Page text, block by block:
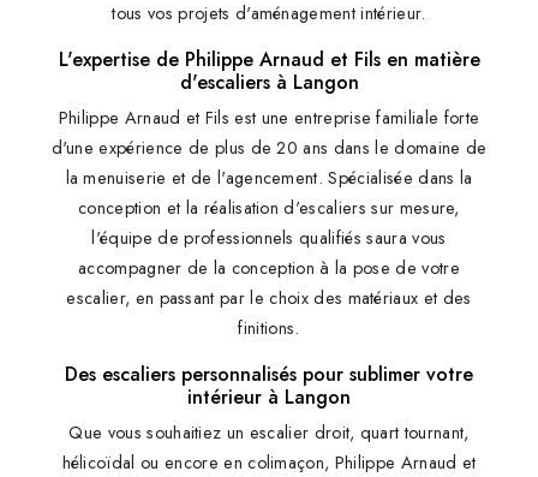
tous vos projets d'aménagement intérieur.
L'expertise de Philippe Arnaud et Fils en matière
d'escaliers à Langon
Philippe Arnaud et Fils est une entreprise familiale forte
d'une expérience de plus de 20 ans dans le domaine de
la menuiserie et de l'agencement. Spécialisée dans la
conception et la réalisation d'escaliers sur mesure,
l'équipe de professionnels qualifiés saura vous
accompagner de la conception à la pose de votre
escalier, en passant par le choix des matériaux et des
finitions.
Des escaliers personnalisés pour sublimer votre
intérieur à Langon
Que vous souhaitiez un escalier droit, quart tournant,
hélicoïdal ou encore en colimaçon, Philippe Arnaud et